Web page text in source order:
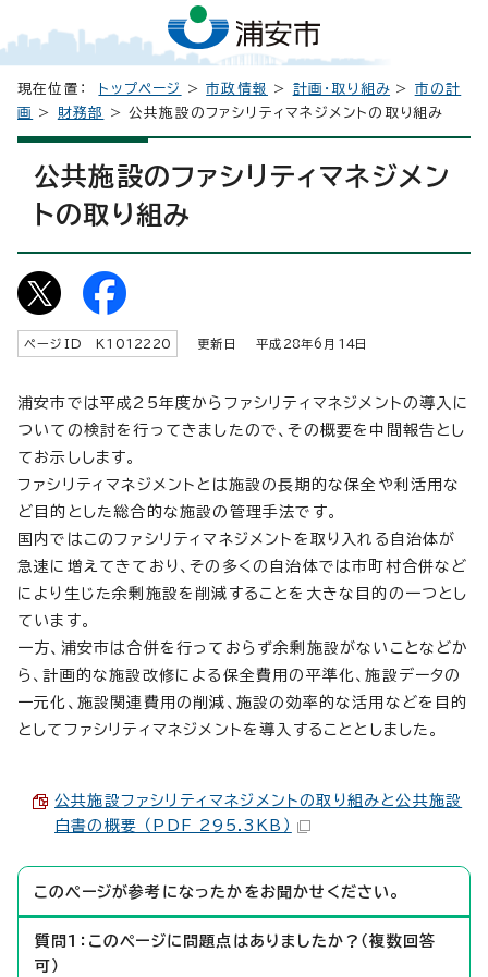
現在位置： トップページ >市政情報 > 計画・取り組み > 市の計
画
> 財務部 > 公共施設のファシリティマネジメントの取り組み
公共施設のファシリティマネジメン
トの取り組み
ページID K 1012220 更新日 平成 28年6月 14日
浦安市では平成25年度からファシリティマネジメントの導入に
ついての検討を行ってきましたので、その概要を中間報告とし
てお示しします。
ファシリティマネジメントとは施設の長期的な保全や利活用な
ど目的とした総合的な施設の管理手法です。
国内ではこのファシリティマネジメントを取り入れる自治体が
急速に増えてきており、その多くの自治体では市町村合併など
により生じた余剰施設を削減することを大きな目的の一つとし
ています。
一方、浦安市は合併を行っておらず余剰施設がないことなどか
ら、計画的な施設改修による保全費用の平準化、施設データの
一元化、施設関連費用の削減、施設の効率的な活用などを目的
としてファシリティマネジメントを導入することとしました。
公共施設ファシリティマネジメントの取り組みと公共施設
白書の概要 （PDF 295.3KB）
このページが参考になったかをお聞かせください。
質問1：このページに問題点はありましたか？（複数回答
可）